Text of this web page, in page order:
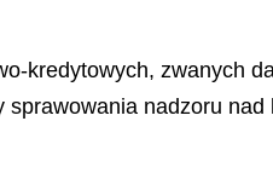
kredytowych, zwanych
sprawowania nadzoru